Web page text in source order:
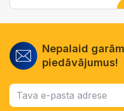
Nepalaid
piedāvājumus!